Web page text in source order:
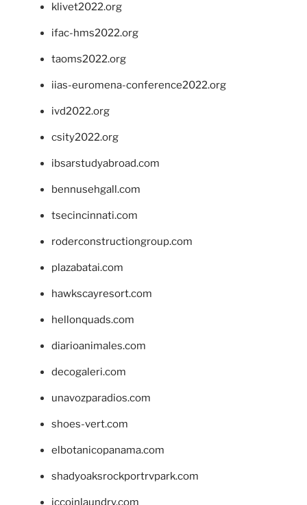
klivet2022.org
ifac-hms2022.org
taoms2022.org
iias-euromena-conference2022.org
ivd2022.org
csity2022.org
ibsarstudyabroad.com
bennusehgall.com
tsecincinnati.com
roderconstructiongroup.com
plazabatai.com
hawkscayresort.com
hellonquads.com
diarioanimales.com
decogaleri.com
unavozparadios.com
shoes-vert.com
elbotanicopanama.com
shadyoaksrockportrvpark.com
jccoinlaundry.com